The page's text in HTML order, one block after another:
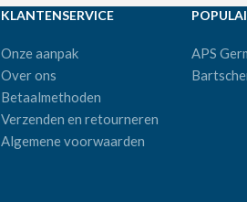
KLANTENSERVICE
Onze aanpak
Over ons
Betaalmethoden
Verzenden en retourneren
Algemene voorwaarden
APS